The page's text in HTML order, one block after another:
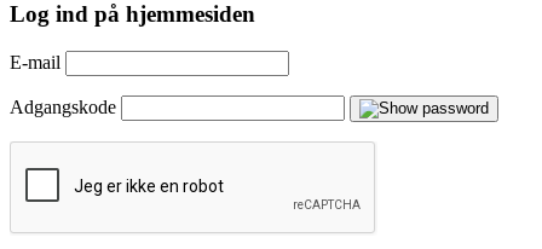
Log ind på hjemmesiden
E-mail
Adgangskode